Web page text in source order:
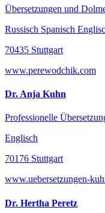
Übersetzungen und
Russisch Spanisch
70435 Stuttgart
www.perewodchik.com
Dr. Anja Kuhn
Professionelle
Englisch
70176 Stuttgart
www.uebersetzungen-
Dr. Hertha Peretz